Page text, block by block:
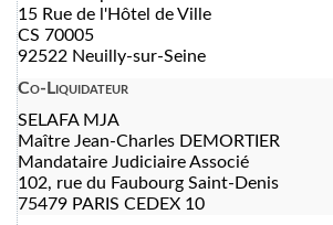
15 Rue de l'Hôtel de Ville
CS 70005
92522 Neuilly-sur-Seine
Co-Liquidateur
SELAFA MJA
Maître Jean-Charles DEMORTIER
Mandataire Judiciaire Associé
102, rue du Faubourg Saint-Denis
75479 PARIS CEDEX 10